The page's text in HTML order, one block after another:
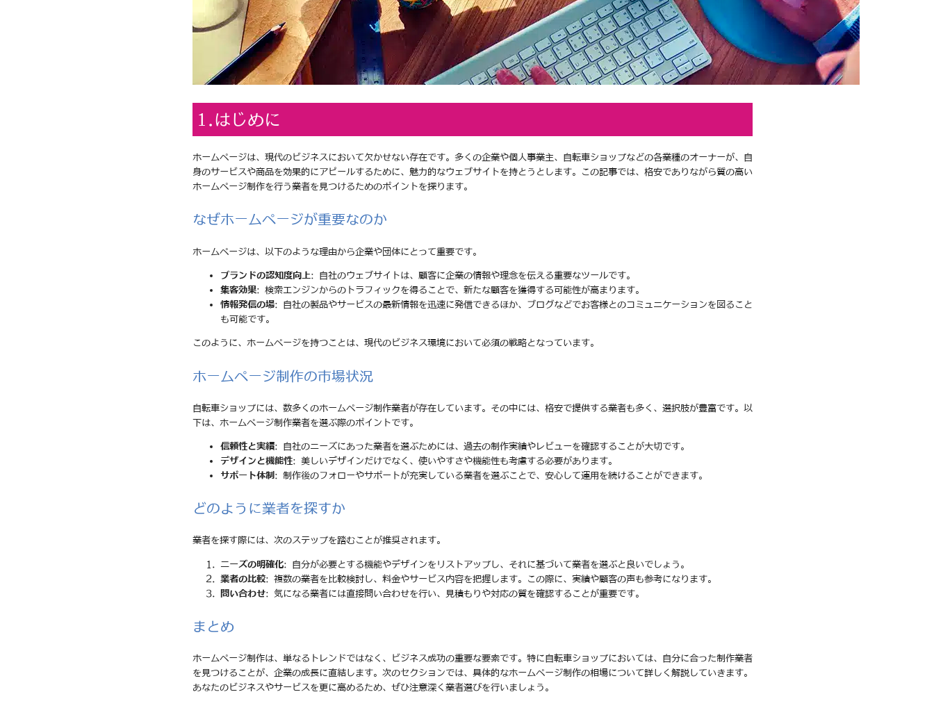
1.はじめに
ホームページは、現代のビジネスにおいて欠かせない存在です。多くの企業や個人事業主、自転車ショップなどの各業種のオーナーが、自
身のサービスや商品を効果的にアピールするために、魅力的なウェブサイトを持とうとします。この記事では、格安でありながら質の高い
ホームページ制作を行う業者を見つけるためのポイントを探ります。
なぜホームページが重要なのか
ホームページは、以下のような理由から企業や団体にとって重要です。
ブランドの認知度向上: 自社のウェブサイトは、顧客に企業の情報や理念を伝える重要なツールです。
集客効果: 検索エンジンからのトラフィックを得ることで、新たな顧客を獲得する可能性が高まります。
情報発信の場: 自社の製品やサービスの最新情報を迅速に発信できるほか、ブログなどでお客様とのコミュニケーションを図ること
も可能です。
このように、ホームページを持つことは、現代のビジネス環境において必須の戦略となっています。
ホームページ制作の市場状況
自転車ショップには、数多くのホームページ制作業者が存在しています。その中には、格安で提供する業者も多く、選択肢が豊富です。以
下は、ホームページ制作業者を選ぶ際のポイントです。
信頼性と実績: 自社のニーズにあった業者を選ぶためには、過去の制作実績やレビューを確認することが大切です。
デザインと機能性: 美しいデザインだけでなく、使いやすさや機能性も考慮する必要があります。
サポート体制 : 制作後のフォローやサポートが充実している業者を選ぶことで、安心して運用を続けることができます。
どのように業者を探すか
業者を探す際には、次のステップを踏むことが推奨されます。
ニーズの明確化: 自分が必要とする機能やデザインをリストアップし、それに基づいて業者を選ぶと良いでしょう。
業者の比較: 複数の業者を比較検討し、料金やサービス内容を把握します。この際に、実績や顧客の声も参考になります。
問い合わせ: 気になる業者には直接問い合わせを行い、見積もりや対応の質を確認することが重要です。
まとめ
ホームページ制作は、単なるトレンドではなく、ビジネス成功の重要な要素です。特に自転車ショップにおいては、自分に合った制作業者
を見つけることが、企業の成長に直結します。次のセクションでは、具体的なホームページ制作の相場について詳しく解説していきます。
あなたのビジネスやサービスを更に高めるため、ぜひ注意深く業者選びを行いましょう。